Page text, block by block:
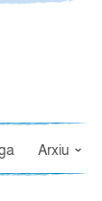
Arxiu